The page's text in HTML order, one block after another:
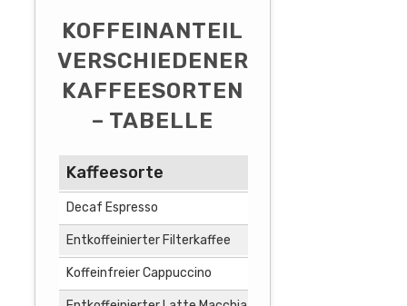
KOFFEINANTEIL
VERSCHIEDENER
KAFFEESORTEN
– TABELLE
Kaffeesorte
Decaf Espresso
Entkoffeinierter Filterkaffee
Koffeinfreier Cappuccino